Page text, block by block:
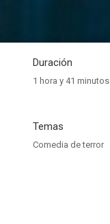
Duración
1 hora y 41 minutos
Temas
Comedia de terror